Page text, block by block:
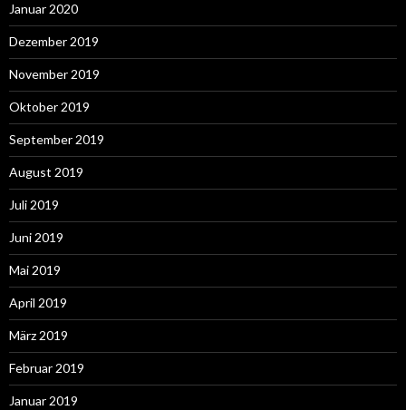
Januar 2020
Dezember 2019
November 2019
Oktober 2019
September 2019
August 2019
Juli 2019
Juni 2019
Mai 2019
April 2019
März 2019
Februar 2019
Januar 2019